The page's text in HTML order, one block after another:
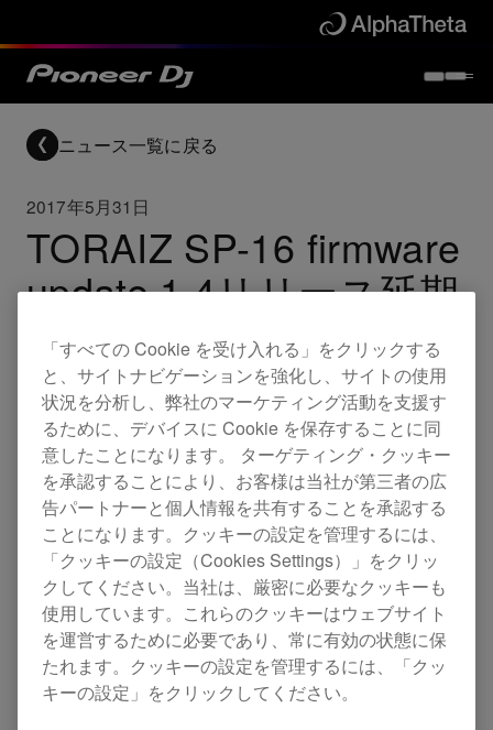
ニュース一覧に戻る
2017年5月31日
TORAIZ SP-16 firmware
update 1.4リリース延期
のお知らせ
As you may know, we planned to release a firmware
update this spring to add live sampling to the TORAIZ
SP-16.
Updates TORAIZ SP-16
本ファームウェアアップデートは、2017年春に
Live Sampling機能の追加を予定しておりました
が、本機材を使用しているユーザー様からのご意
見を調査し、製品の性能向上を検討した結果、リ
「すべての Cookie を受け入れる」をクリックする
と、サイトナビゲーションを強化し、サイトの使用
状況を分析し、弊社のマーケティング活動を支援す
るために、デバイスに Cookie を保存することに同
意したことになります。 ターゲティング・クッキー
を承認することにより、お客様は当社が第三者の広
告パートナーと個人情報を共有することを承認する
ことになります。クッキーの設定を管理するには、
「クッキーの設定（Cookies Settings）」をクリッ
クしてください。当社は、厳密に必要なクッキーも
使用しています。これらのクッキーはウェブサイト
を運営するために必要であり、常に有効の状態に保
たれます。クッキーの設定を管理するには、「クッ
キーの設定」をクリックしてください。